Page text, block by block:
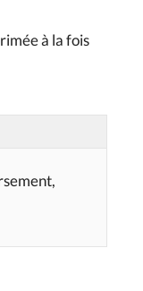
à la fois